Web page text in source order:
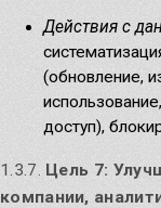
Действия с
(обновление,
доступ),
1.3.7. Цель 7:
компании,